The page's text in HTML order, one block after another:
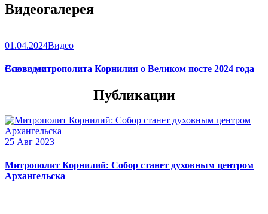
Видеогалерея
01.04.2024Видео
Слово митрополита Корнилия о Великом посте 2024 года
Все видео
Публикации
25 Авг 2023
Митрополит Корнилий: Собор станет духовным центром
Архангельска